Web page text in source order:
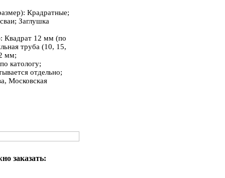
Крадратные;
Заглушка
: Квадрат 12 мм (по
труба (10, 15,
мм;
катологу;
отдельно;
Московская
заказать: